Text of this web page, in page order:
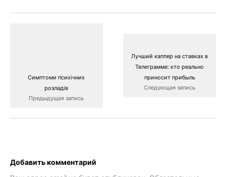
Симптоми психічних
розладів
Предыдущая запись
Лучший каппер на ставках в
Телеграмме: кто реально
приносит прибыль
Следующая запись
Добавить комментарий